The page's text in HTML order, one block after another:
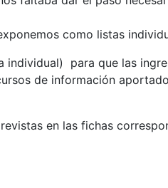
como listas
para que las
de información
en las fichas